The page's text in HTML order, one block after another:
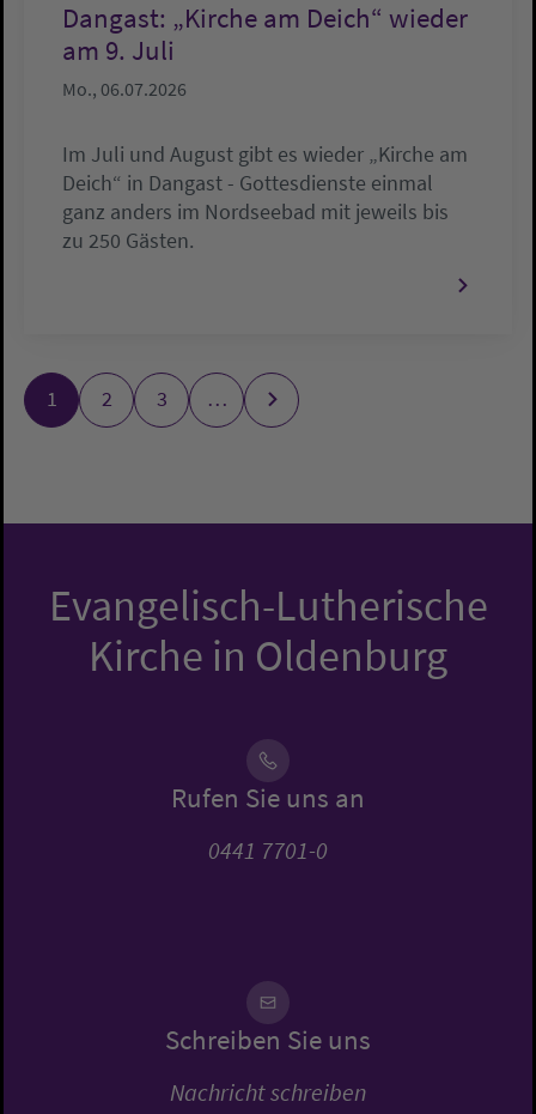
Dangast: „Kirche am Deich“ wieder
am 9. Juli
Mo., 06.07.2026
Im Juli und August gibt es wieder „Kirche am
Deich“ in Dangast - Gottesdienste einmal
ganz anders im Nordseebad mit jeweils bis
zu 250 Gästen.
1 2 3 …
Evangelisch-Lutherische
Kirche in Oldenburg
Rufen Sie uns an
0441 7701-0
Schreiben Sie uns
Nachricht schreiben